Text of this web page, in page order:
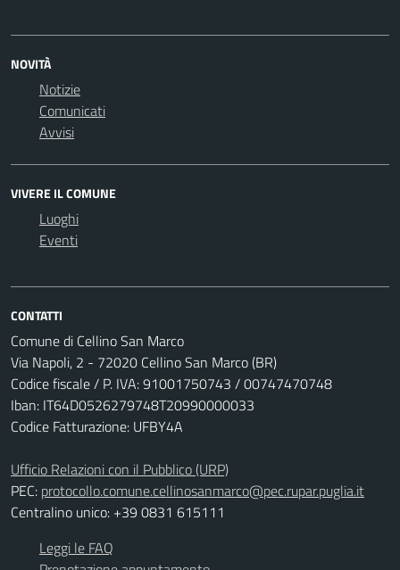
NOVITÀ
Notizie
Comunicati
Avvisi
VIVERE IL COMUNE
Luoghi
Eventi
CONTATTI
Comune di Cellino San Marco
Via Napoli, 2 - 72020 Cellino San Marco (BR)
Codice fiscale / P. IVA: 91001750743 / 00747470748
Iban: IT64D0526279748T20990000033
Codice Fatturazione: UFBY4A
Ufficio Relazioni con il Pubblico (URP)
PEC: protocollo.comune.cellinosanmarco@pec.rupar.puglia.it
Centralino unico: +39 0831 615111
Leggi le FAQ